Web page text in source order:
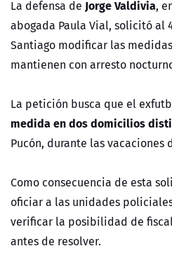
La defensa de Jorge Valdivia,
abogada Paula Vial, solicitó al
Santiago modificar las
mantienen con arresto
La petición busca que el
medida en dos domicilios
Pucón, durante las vacaciones
Como consecuencia de esta
oficiar a las unidades
verificar la posibilidad de
antes de resolver.